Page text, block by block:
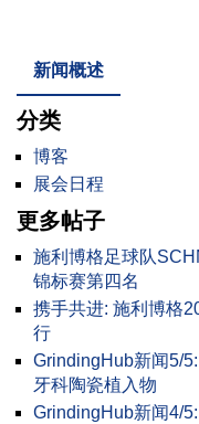
新闻概述
分类
博客
展会日程
更多帖子
施利博格足球队
锦标赛第四名
携手共进: 施利博格
行
GrindingHub新闻5/
牙科陶瓷植入物
GrindingHub新闻4/